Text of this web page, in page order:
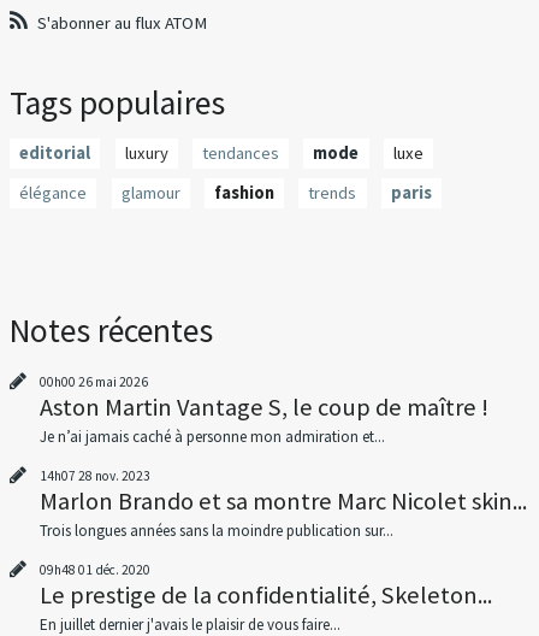
S'abonner au flux ATOM
Tags populaires
editorial luxury tendances mode
luxe
élégance
glamour fashion trends paris
Notes récentes
00h00 26 mai 2026
Aston Martin Vantage S, le coup de maître !
Je n’ai jamais caché à personne mon admiration et...
14h07 28 nov. 2023
Marlon Brando et sa montre Marc Nicolet skin...
Trois longues années sans la moindre publication sur...
09h48 01 déc. 2020
Le prestige de la confidentialité, Skeleton...
En juillet dernier j'avais le plaisir de vous faire...